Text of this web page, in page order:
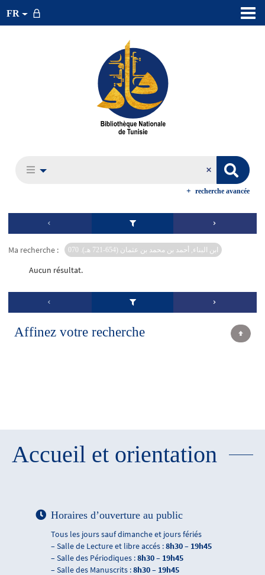
FR
recherche avancée
Ma recherche : ابن البناء, أحمد بن محمد بن عثمان (654-721 هـ). 070
Aucun résultat.
Affinez votre recherche
Accueil et orientation
Horaires d’ouverture au public
Tous les jours sauf dimanche et jours fériés
– Salle de Lecture et libre accés :8h30 – 19h45
– Salle des Périodiques :8h30 – 19h45
– Salle des Manuscrits :8h30 – 19h45